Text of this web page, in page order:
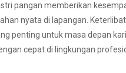
pangan memberikan
nyata di lapangan.
penting untuk masa depan
cepat di lingkungan